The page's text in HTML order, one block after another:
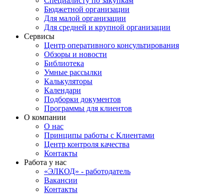
Бюджетной организации
Для малой организации
Для средней и крупной организации
Сервисы
Центр оперативного консультирования
Обзоры и новости
Библиотека
Умные рассылки
Калькуляторы
Календари
Подборки документов
Программы для клиентов
О компании
О нас
Принципы работы с Клиентами
Центр контроля качества
Контакты
Работа у нас
«ЭЛКОД» - работодатель
Вакансии
Контакты